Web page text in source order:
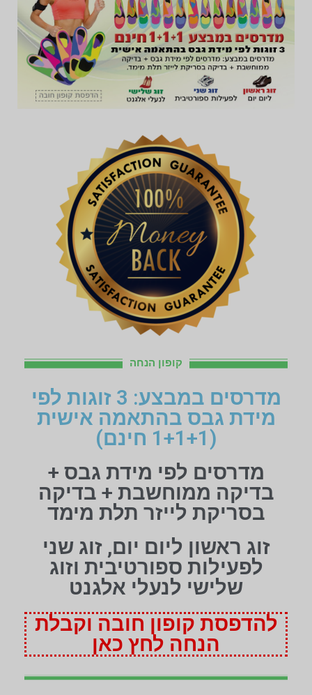
קופון הנחה
מדרסים במבצע: 3 זוגות לפי
מידת גבס בהתאמה אישית
(1+1+1 חינם)
מדרסים לפי מידת גבס +
בדיקה ממוחשבת + בדיקה
בסריקת לייזר תלת מימד
זוג ראשון ליום יום, זוג שני
לפעילות ספורטיבית וזוג
שלישי לנעלי אלגנט
להדפסת קופון חובה וקבלת
הנחה לחץ כאן